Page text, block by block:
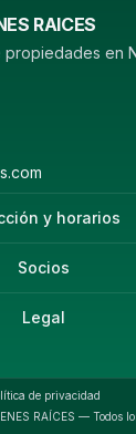
RAICES
en
y horarios
Socios
Legal
de privacidad
RAÍCES — Todos